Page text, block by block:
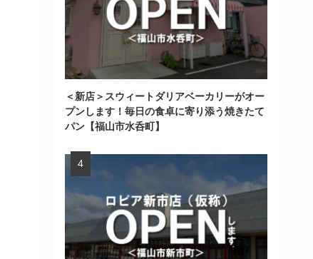
＜新店＞スウィートダリアベーカリーがオー
プンします！毎日の食卓に寄り添う焼きたて
パン【福山市水呑町】